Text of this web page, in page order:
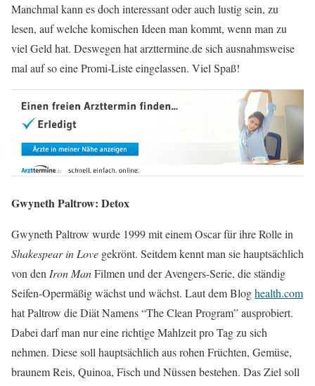
Manchmal kann es doch interessant oder auch lustig sein, zu
lesen, auf welche komischen Ideen man kommt, wenn man zu
viel Geld hat. Deswegen hat arzttermine.de sich ausnahmsweise
mal auf so eine Promi-Liste eingelassen. Viel Spaß!
Gwyneth Paltrow: Detox
Gwyneth Paltrow wurde 1999 mit einem Oscar für ihre Rolle in
Shakespear in Love gekrönt. Seitdem kennt man sie hauptsächlich
von den Iron ManFilmen und der Avengers-Serie, die ständig
Seifen-Opermäßig wächst und wächst. Laut dem Bloghealth.com
hat Paltrow die Diät Namens “The Clean Program” ausprobiert.
Dabei darf man nur eine richtige Mahlzeit pro Tag zu sich
nehmen. Diese soll hauptsächlich aus rohen Früchten, Gemüse,
braunem Reis, Quinoa, Fisch und Nüssen bestehen. Das Ziel soll